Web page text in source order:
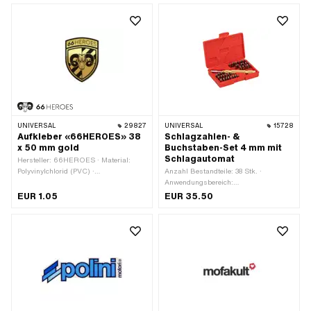
UNIVERSAL 29827
Aufkleber «66HEROES» 38
x 50 mm gold
Hersteller: 66HEROES · Material:
Polyvinylchlorid (PVC) ·
gold · Beschaffenheit Rückseite:
EUR 1.05
UNIVERSAL 15728
Schlagzahlen- &
Buchstaben-Set 4 mm mit
Schlagautomat
Anzahl Bestandteile: 38 Stk. ·
Anwendungsbereich:
Werkstattzubehör
EUR 35.50